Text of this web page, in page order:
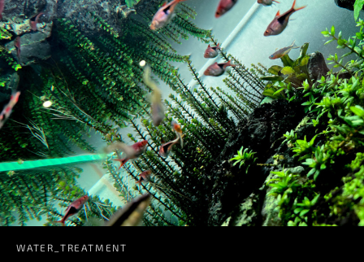
WATER_TREATMENT